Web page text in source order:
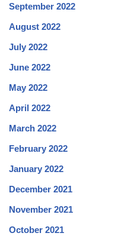
September 2022
August 2022
July 2022
June 2022
May 2022
April 2022
March 2022
February 2022
January 2022
December 2021
November 2021
October 2021